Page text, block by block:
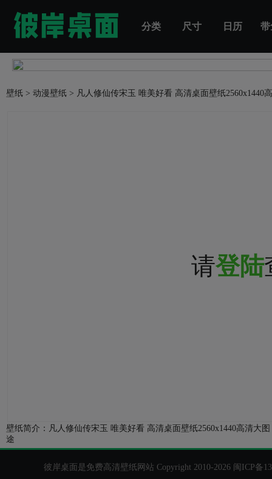
分类 尺寸 日历 带
壁纸 > 动漫壁纸 > 凡人修仙传宋玉 唯美好看 高清桌面壁纸2560x1440
请登陆
壁纸简介：凡人修仙传宋玉 唯美好看 高清桌面壁纸2560x1440高清大
途
彼岸桌面是免费高清壁纸网站 Copyright 2010-2026 闽ICP备